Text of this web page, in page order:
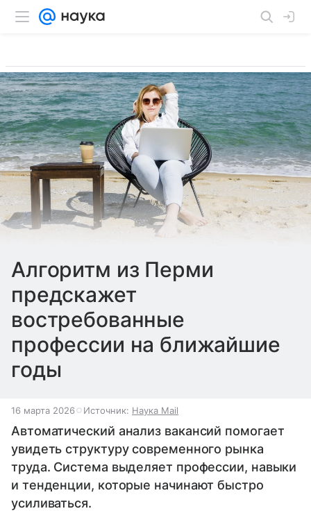
Алгоритм из Перми
предскажет
востребованные
профессии на ближайшие
годы
16 марта 2026 Источник: Наука Mail
Автоматический анализ вакансий помогает
увидеть структуру современного рынка
труда. Система выделяет профессии, навыки
и тенденции, которые начинают быстро
усиливаться.